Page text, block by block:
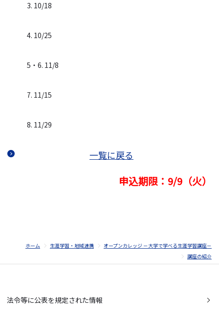
3. 10/18
4. 10/25
5・6. 11/8
7. 11/15
8. 11/29
一覧に戻る
申込期限：9/9（火）
ホーム 生涯学習・地域連携
オープンカレッジ －大学で学べる生涯学習講座－
講座の紹介
法令等に公表を規定された情報